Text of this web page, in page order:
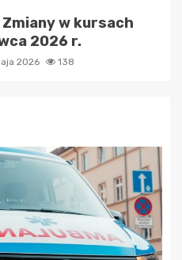
w kursach
2026 r.
2026 138